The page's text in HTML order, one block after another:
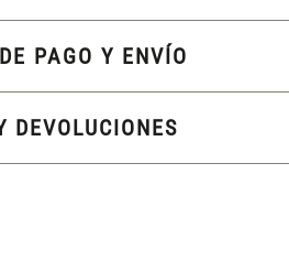
PAGO Y ENVÍO
DEVOLUCIONES